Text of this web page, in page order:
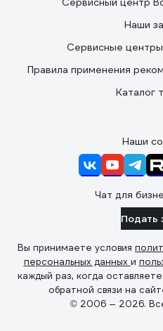
Наши
Сервисные
Правила применения
Каталог
Наши
Чат для
Подать
Вы принимаете условия
персональных данных и
каждый раз, когда
обратной связи на
© 2006 — 2026.